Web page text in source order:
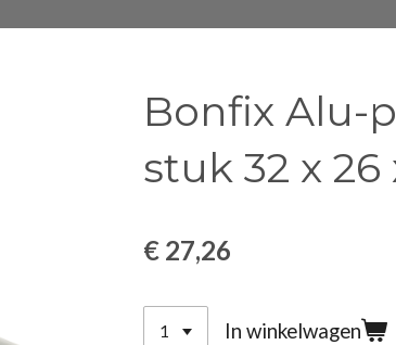
Bonfix Alu-
stuk 32 x
€ 27,26
In winkelwagen